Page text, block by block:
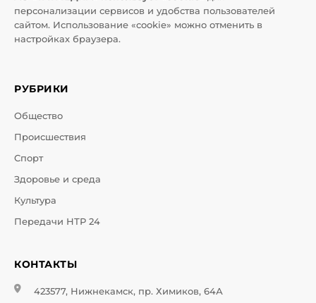
персонализации сервисов и удобства пользователей
сайтом. Использование «cookie» можно отменить в
настройках браузера.
РУБРИКИ
Общество
Происшествия
Спорт
Здоровье и среда
Культура
Передачи НТР 24
КОНТАКТЫ
423577, Нижнекамск, пр. Химиков, 64А